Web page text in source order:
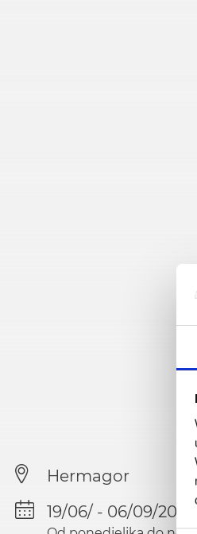
Hermagor
19/06/ - 06/09/2026